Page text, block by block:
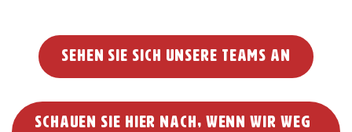
Sehen Sie sich unsere Teams an
Schauen Sie hier nach, wenn wir weg